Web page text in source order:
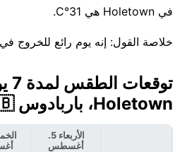
في Holetown هي 31°C.
خلاصة القول: إنه يوم رائع للخروج في Holetown.
Holetown، باربادوس 🇧🇧
الأربعاء 5.
أغسطس